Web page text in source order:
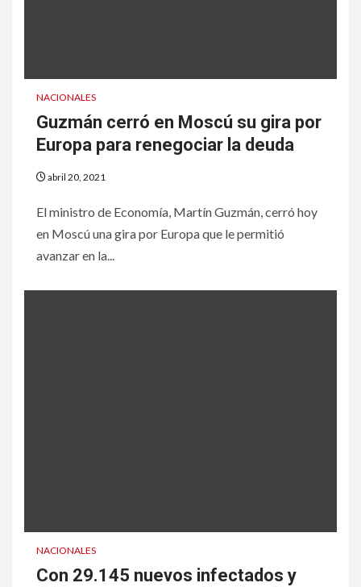
NACIONALES
Guzmán cerró en Moscú su gira por
Europa para renegociar la deuda
abril 20, 2021
El ministro de Economía, Martín Guzmán, cerró hoy
en Moscú una gira por Europa que le permitió
avanzar en la...
NACIONALES
Con 29.145 nuevos infectados y